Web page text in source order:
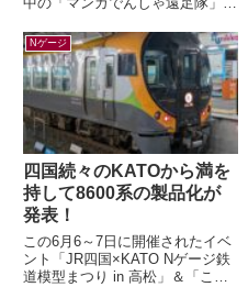
トラムラインにのって広島お...
Nゲージ
四国続々のKATOから満を
持して8600系の製品化が
発表！
この6月6～7日に開催されたイベ
ント「JR四国×KATO Nゲージ鉄
道模型まつり in 高松」＆「こと